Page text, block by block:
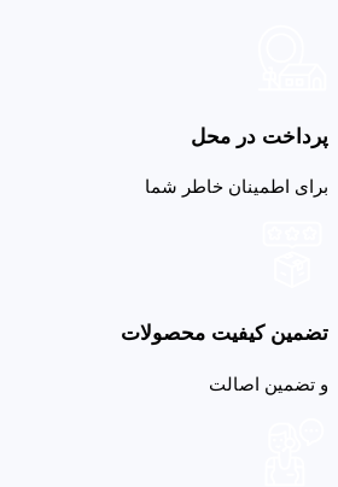
پرداخت در محل
برای اطمینان خاطر شما
تضمین کیفیت محصولات
و تضمین اصالت